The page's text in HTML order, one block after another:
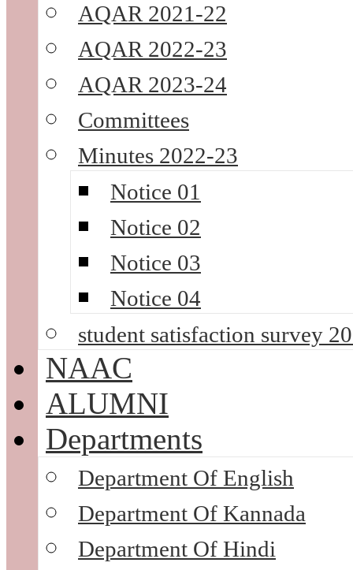
AQAR 2021-22
AQAR 2022-23
AQAR 2023-24
Committees
Minutes 2022-23
Notice 01
Notice 02
Notice 03
Notice 04
student satisfaction survey
NAAC
ALUMNI
Departments
Department Of English
Department Of Kannada
Department Of Hindi